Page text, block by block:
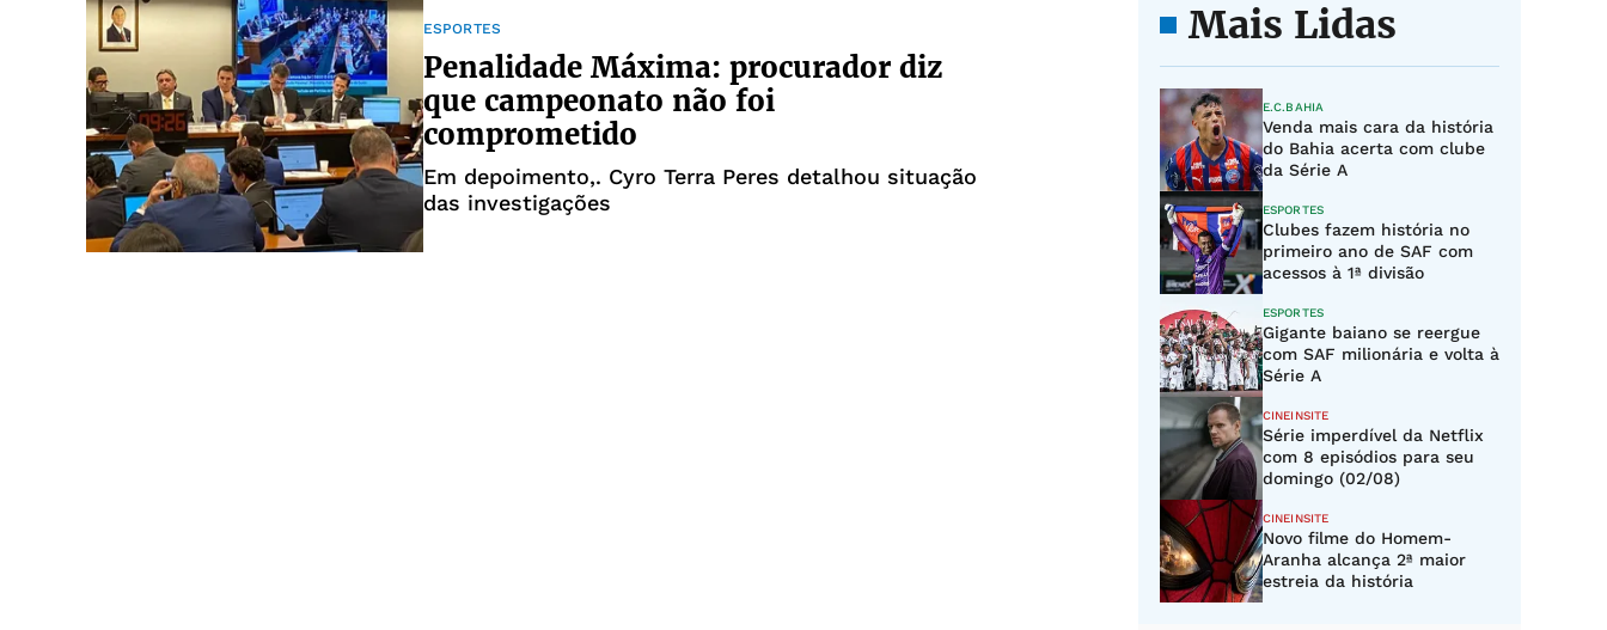
ESPORTES
Penalidade Máxima: procurador diz
que campeonato não foi
comprometido
Em depoimento,. Cyro Terra Peres detalhou situação
das investigações
Mais Lidas
E.C.BAHIA
Venda mais cara da história
do Bahia acerta com clube
da Série A
ESPORTES
Clubes fazem história no
primeiro ano de SAF com
acessos à 1ª divisão
ESPORTES
Gigante baiano se reergue
com SAF milionária e volta à
Série A
CINEINSITE
Série imperdível da Netflix
com 8 episódios para seu
domingo (02/08)
CINEINSITE
Novo filme do Homem-
Aranha alcança 2ª maior
estreia da história